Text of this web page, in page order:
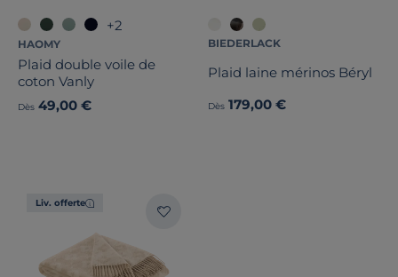
+2
HAOMY
Plaid double voile de
coton Vanly
Dès 49,00 €
BIEDERLACK
Plaid laine mérinos Béryl
Dès 179,00 €
Liv. offerte